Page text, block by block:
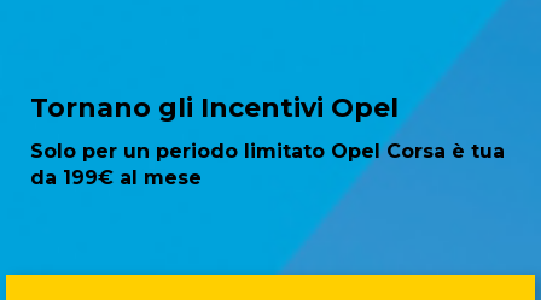
Tornano gli Incentivi Opel
Solo per un periodo limitato Opel Corsa è tua
da 199€ al mese